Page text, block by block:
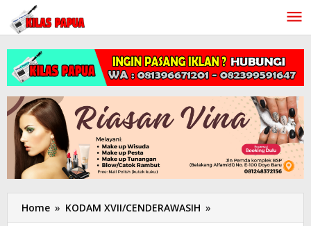
Lewati
konten
Home » KODAM XVII/CENDERAWASIH »
Lomba